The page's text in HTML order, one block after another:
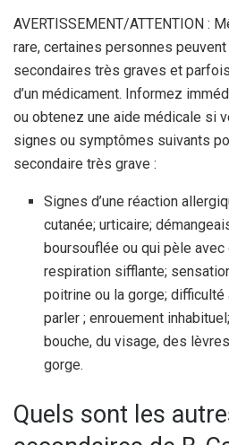
AVERTISSEMENT/ATTENTION :
rare, certaines personnes
secondaires très graves et
d’un médicament. Informez
ou obtenez une aide médicale si
signes ou symptômes suivants
secondaire très grave :
Signes d’une réaction
cutanée; urticaire;
boursouflée ou qui pèle avec
respiration sifflante;
poitrine ou la gorge; difficulté
parler ; enrouement
bouche, du visage, des
gorge.
Quels sont les